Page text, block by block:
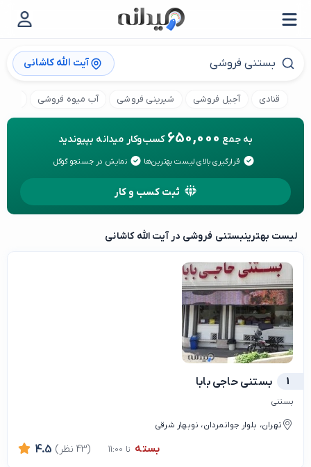
آیت الله کاشانی
قنادی آجیل فروشی شیرینی فروشی آب میوه فروشی
به جمع 650,000 کسب‌وکار میدانه بپیوندید
قرارگیری بالای لیست بهترین‌ها نمایش در جستجو گوگل
ثبت کسب و کار
لیست بهترینبستنی فروشی در آیت الله کاشانی
1 بستنی حاجی بابا
بستنی
تهران، بلوار جوانمردان، نوبهار شرقی
بسته تا 11:00 4.5 (43 نظر)